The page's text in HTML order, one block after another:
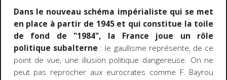
Dans le nouveau schéma impérialiste qui se met
en place à partir de 1945 et qui constitue la toile
de fond de "1984", la France joue un rôle
politique subalterne : le gaullisme représente, de ce
point de vue, une illusion politique dangereuse. On ne
peut pas reprocher aux eurocrates comme F. Bayrou